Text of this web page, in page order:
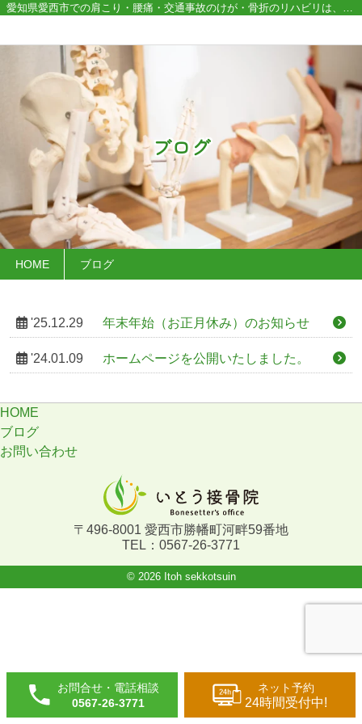
愛知県愛西市での肩こり・腰痛・交通事故のけが・骨折のリハビリは、いとう接骨院にお任せください！
ブログ
HOME ブログ
年末年始（お正月休み）のお知らせ
'25.12.29
ホームページを公開いたしました。
'24.01.09
HOME
ブログ
お問い合わせ
〒496-8001 愛西市勝幡町河畔59番地
TEL：0567-26-3771
お問合せ・電話相談
0567-26-3771
ネット予約
24時間受付中!
© 2026 Itoh sekkotsuin